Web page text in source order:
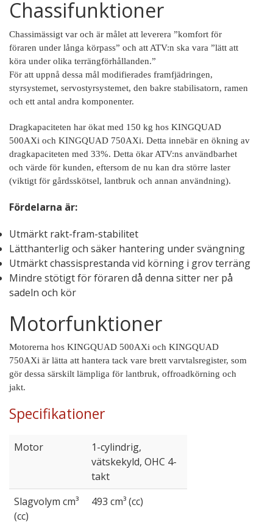
Chassifunktioner
Chassimässigt var och är målet att leverera ”komfort för
föraren under långa körpass” och att ATV:n ska vara ”lätt att
köra under olika terrängförhållanden.”
För att uppnå dessa mål modifierades framfjädringen,
styrsystemet, servostyrsystemet, den bakre stabilisatorn, ramen
och ett antal andra komponenter.
Dragkapaciteten har ökat med 150 kg hos KINGQUAD
500AXi och KINGQUAD 750AXi. Detta innebär en ökning av
dragkapaciteten med 33%. Detta ökar ATV:ns användbarhet
och värde för kunden, eftersom de nu kan dra större laster
(viktigt för gårdsskötsel, lantbruk och annan användning).
Fördelarna är:
Utmärkt rakt-fram-stabilitet
Lätthanterlig och säker hantering under svängning
Utmärkt chassisprestanda vid körning i grov terräng
Mindre stötigt för föraren då denna sitter ner på
sadeln och kör
Motorfunktioner
Motorerna hos KINGQUAD 500AXi och KINGQUAD
750AXi är lätta att hantera tack vare brett varvtalsregister, som
gör dessa särskilt lämpliga för lantbruk, offroadkörning och
jakt.
Specifikationer
Motor
1-cylindrig,
vätskekyld, OHC 4-
takt
Slagvolym cm³
(cc)
493 cm³ (cc)